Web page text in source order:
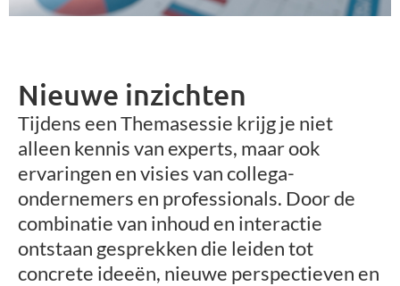
Nieuwe inzichten
Tijdens een Themasessie krijg je niet
alleen kennis van experts, maar ook
ervaringen en visies van collega-
ondernemers en professionals. Door de
combinatie van inhoud en interactie
ontstaan gesprekken die leiden tot
concrete ideeën, nieuwe perspectieven en